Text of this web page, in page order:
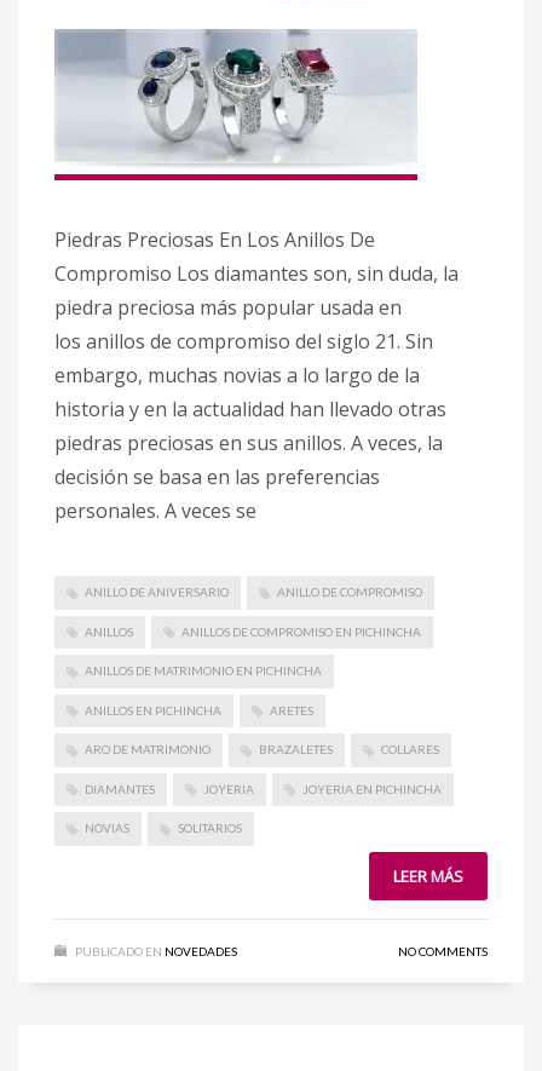
Piedras Preciosas En Los Anillos De
Compromiso Los diamantes son, sin duda, la
piedra preciosa más popular usada en
los anillos de compromiso del siglo 21. Sin
embargo, muchas novias a lo largo de la
historia y en la actualidad han llevado otras
piedras preciosas en sus anillos. A veces, la
decisión se basa en las preferencias
personales. A veces se
ANILLO DE ANIVERSARIO ANILLO DE COMPROMISO
ANILLOS ANILLOS DE COMPROMISO EN PICHINCHA
ANILLOS DE MATRIMONIO EN PICHINCHA
ANILLOS EN PICHINCHA ARETES
ARO DE MATRIMONIO BRAZALETES COLLARES
DIAMANTES JOYERIA JOYERIA EN PICHINCHA
NOVIAS SOLITARIOS
LEER MÁS
PUBLICADO EN NOVEDADES NO COMMENTS